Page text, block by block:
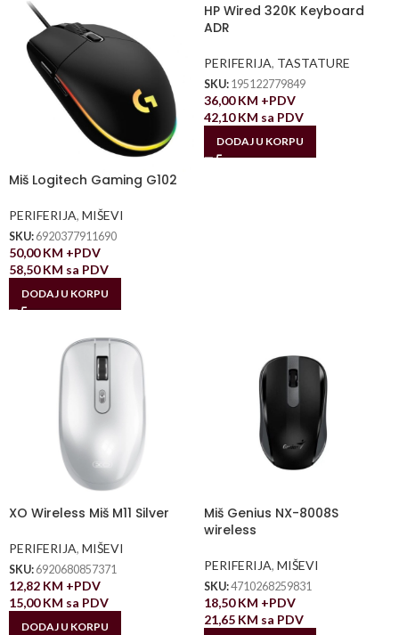
Miš Logitech Gaming G102
PERIFERIJA, MIŠEVI
SKU: 6920377911690
50,00KM +PDV
58,50KM sa PDV
DODAJ U KORPU
HP Wired 320K Keyboard
ADR
PERIFERIJA, TASTATURE
SKU: 195122779849
36,00KM +PDV
42,10KM sa PDV
DODAJ U KORPU
XO Wireless Miš M11 Silver
PERIFERIJA, MIŠEVI
SKU: 6920680857371
12,82 KM +PDV
15,00KM sa PDV
DODAJ U KORPU
Miš Genius NX-8008S
wireless
PERIFERIJA, MIŠEVI
SKU:4710268259831
18,50KM +PDV
21,65 KM sa PDV